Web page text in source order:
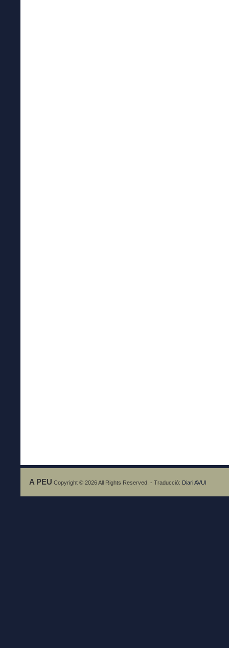
A PEU Copyright © 2026 All Rights Reserved. - Traducció: Diari AVUI